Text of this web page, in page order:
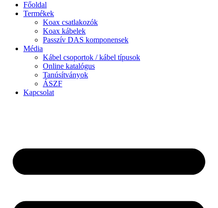
Főoldal
Termékek
Koax csatlakozók
Koax kábelek
Passzív DAS komponensek
Média
Kábel csoportok / kábel típusok
Online katalógus
Tanúsítványok
ÁSZF
Kapcsolat